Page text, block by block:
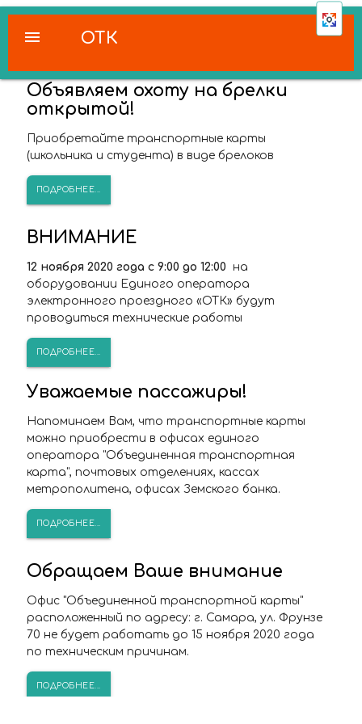
ОТК
menu
Объявляем охоту на брелки
открытой!
Приобретайте транспортные карты
(школьника и студента) в виде брелоков
ПОДРОБНЕЕ...
ВНИМАНИЕ
12 ноября 2020 года с 9:00 до 12:00 на
оборудовании Единого оператора
электронного проездного «ОТК» будут
проводиться технические работы
ПОДРОБНЕЕ...
Уважаемые пассажиры!
Напоминаем Вам, что транспортные карты
можно приобрести в офисах единого
оператора "Объединенная транспортная
карта", почтовых отделениях, кассах
метрополитена, офисах Земского банка.
ПОДРОБНЕЕ...
Обращаем Ваше внимание
Офис "Объединенной транспортной карты"
расположенный по адресу: г. Самара, ул. Фрунзе
70 не будет работать до 15 ноября 2020 года
по техническим причинам.
ПОДРОБНЕЕ...